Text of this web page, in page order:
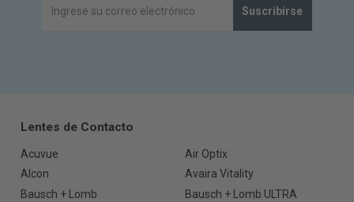
Suscribirse
Lentes de Contacto
Acuvue
Air Optix
Alcon
Avaira Vitality
Bausch + Lomb
Bausch + Lomb ULTRA